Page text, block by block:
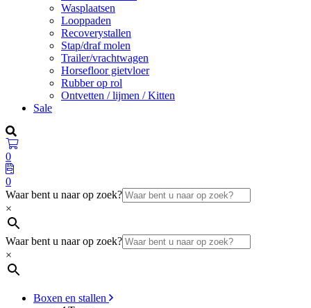
Wasplaatsen
Looppaden
Recoverystallen
Stap/draf molen
Trailer/vrachtwagen
Horsefloor gietvloer
Rubber op rol
Ontvetten / lijmen / Kitten
Sale
0
0
Waar bent u naar op zoek?
×
Waar bent u naar op zoek?
×
Boxen en stallen